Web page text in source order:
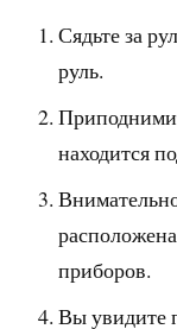
Сядьте за
руль.
находится
приборов.
Вы увидите